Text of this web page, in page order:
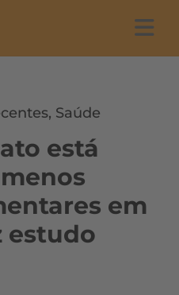
, Saúde
está
em
estudo